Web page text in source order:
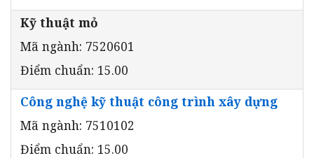
Kỹ thuật mỏ
Mã ngành: 7520601
Điểm chuẩn: 15.00
Công nghệ kỹ thuật công trình xây dựng
Mã ngành: 7510102
Điểm chuẩn: 15.00